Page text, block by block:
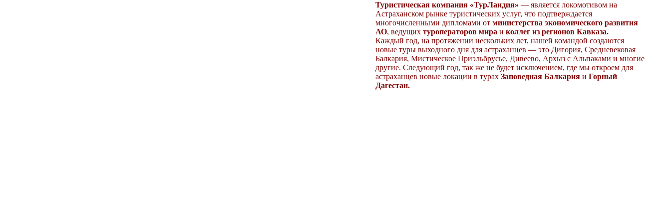
Туристическая компания «ТурЛандия» — является локомотивом на
Астраханском рынке туристических услуг, что подтверждается
многочисленными дипломами от министерства экономического развития
АО, ведущих туроператоров мира и коллег из регионов Кавказа.
Каждый год, на протяжении нескольких лет, нашей командой создаются
новые туры выходного дня для астраханцев — это Дигория, Средневековая
Балкария, Мистическое Приэльбрусье, Дивеево, Архыз с Альпаками и многие
другие. Следующий год, так же не будет исключением, где мы откроем для
астраханцев новые локации в турах Заповедная Балкарияи Горный
Дагестан.